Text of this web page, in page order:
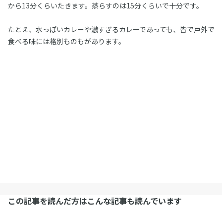
から13分くらいたきます。蒸らすのは15分くらいで十分です。
たとえ、水っぽいカレーや濃すぎるカレーであっても、皆で戸外で
食べる味には格別ものもがあります。
この記事を読んだ方はこんな記事も読んでいます